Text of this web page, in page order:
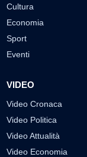
Cultura
Economia
Sport
Eventi
VIDEO
Video Cronaca
Video Politica
Video Attualità
Video Economia